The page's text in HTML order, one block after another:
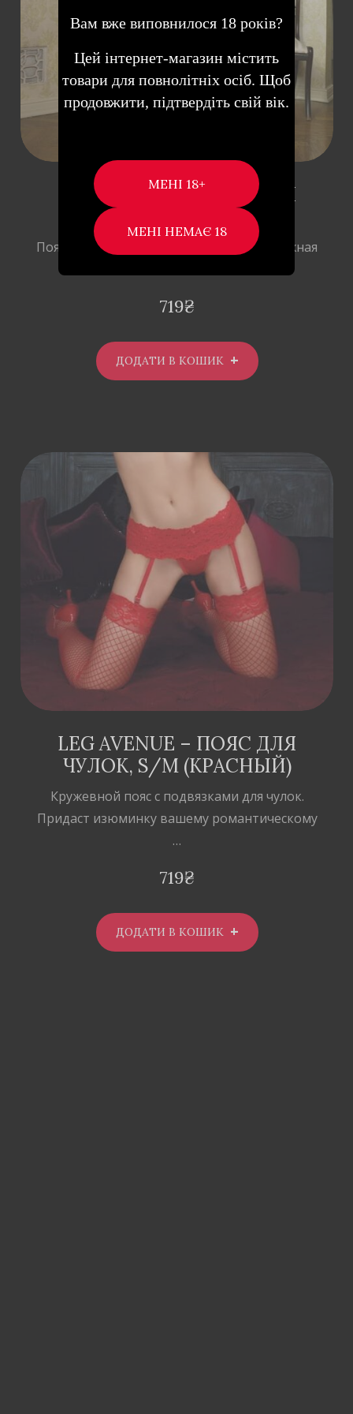
LEG AVENUE – ПОЯС ДЛЯ
ЧУЛОК, S-L (БЕЛЫЙ)
Пояс для чулок от бренда Leg Avenue Нежная
719₴
ДОДАТИ В КОШИК
ДОДАТИ В
КОШИК
LEG AVENUE – ПОЯС ДЛЯ
ЧУЛОК, S/M (КРАСНЫЙ)
Кружевной пояс с подвязками для чулок.
Придаст изюминку вашему романтическому
…
719₴
ДОДАТИ В КОШИК
Вам вже виповнилося 18 років?
Цей інтернет-магазин містить
товари для повнолітніх осіб. Щоб
продовжити, підтвердіть свій вік.